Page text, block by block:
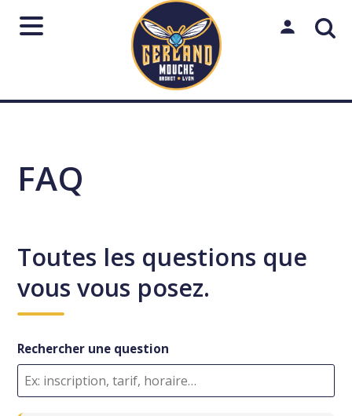
Mon
Rechercher
site
FAQ
Toutes les questions que
vous vous posez.
Rechercher une question